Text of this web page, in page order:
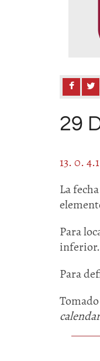
29
13. 0.
La
Para
inferior.
Para